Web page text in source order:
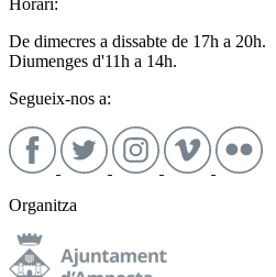
Horari:
De dimecres a dissabte de 17h a 20h.
Diumenges d'11h a 14h.
Segueix-nos a:
Organitza